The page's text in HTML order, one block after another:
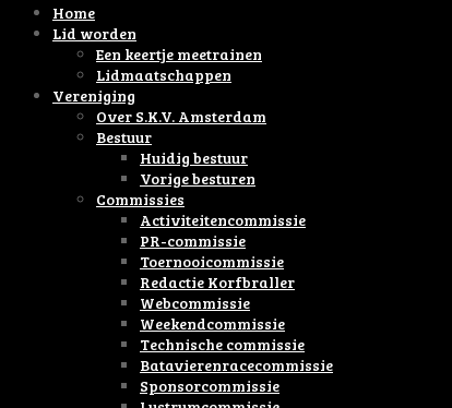
Home
Lid worden
Een keertje meetrainen
Lidmaatschappen
Vereniging
Over S.K.V. Amsterdam
Bestuur
Huidig bestuur
Vorige besturen
Commissies
Activiteitencommissie
PR-commissie
Toernooicommissie
Redactie Korfbraller
Webcommissie
Weekendcommissie
Technische commissie
Batavierenracecommissie
Sponsorcommissie